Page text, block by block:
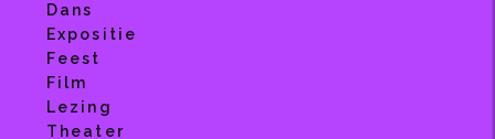
Dans
Expositie
Feest
Film
Lezing
Theater